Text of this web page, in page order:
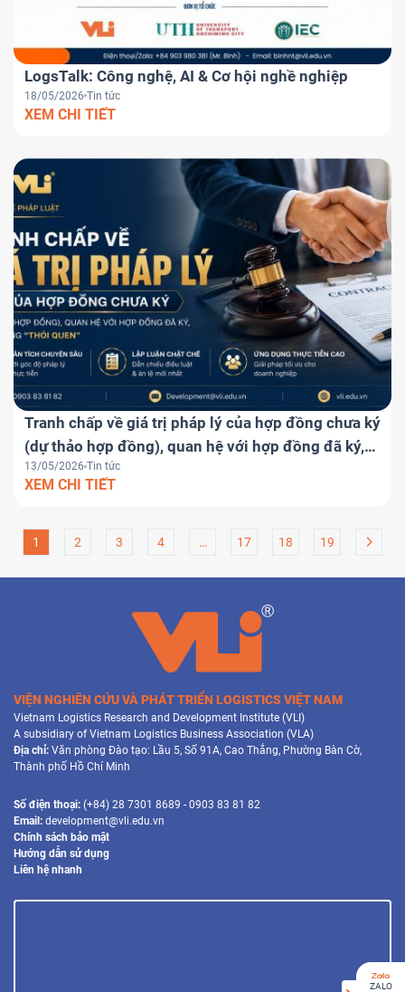
LogsTalk: Công nghệ, AI & Cơ hội nghề nghiệp
18/05/2026 Tin tức
XEM CHI TIẾT
Tranh chấp về giá trị pháp lý của hợp đồng chưa ký
(dự thảo hợp đồng), quan hệ với hợp đồng đã ký,
và áp dụng “thói quen”
13/05/2026 Tin tức
XEM CHI TIẾT
1 2 3 4 … 17 18 19
VIỆN NGHIÊN CỨU VÀ PHÁT TRIỂN LOGISTICS VIỆT NAM
Vietnam Logistics Research and Development Institute (VLI)
A subsidiary of Vietnam Logistics Business Association (VLA)
Địa chỉ: Văn phòng Đào tạo: Lầu 5, Số 91A, Cao Thắng, Phường Bàn Cờ,
Thành phố Hồ Chí Minh
Số điện thoại: (+84) 28 7301 8689 - 0903 83 81 82
Email: development@vli.edu.vn
Chính sách bảo mật
Hướng dẫn sử dụng
Liên hệ nhanh
ZALO